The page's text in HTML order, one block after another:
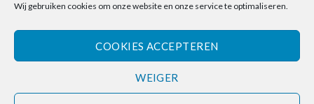
Wij gebruiken cookies om onze website en onze service te optimaliseren.
COOKIES ACCEPTEREN
WEIGER
info@onlinehanddoeken.be
BTW nr.: BE0860.852.630
Visa Bancontact
Bank
IDeal